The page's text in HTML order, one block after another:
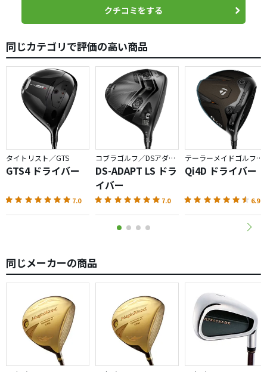
クチコミをする
同じカテゴリで評価の高い商品
タイトリスト／GTS
GTS4 ドライバー
7.0
コブラゴルフ／DSアダプト
DS-ADAPT LS ドラ
イバー
7.0
テーラーメイドゴルフ／Qi4D
Qi4D ドライバー
6.9
同じメーカーの商品